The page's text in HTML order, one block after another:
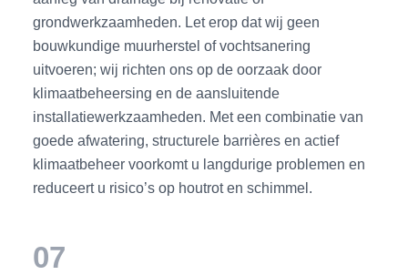
grondwerkzaamheden. Let erop dat wij geen
bouwkundige muurherstel of vochtsanering
uitvoeren; wij richten ons op de oorzaak door
klimaatbeheersing en de aansluitende
installatiewerkzaamheden. Met een combinatie van
goede afwatering, structurele barrières en actief
klimaatbeheer voorkomt u langdurige problemen en
reduceert u risico’s op houtrot en schimmel.
07